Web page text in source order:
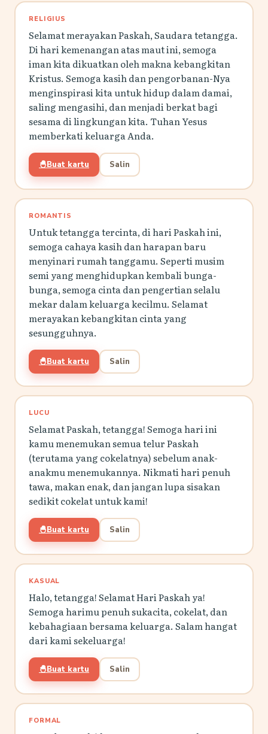
RELIGIUS
Selamat merayakan Paskah, Saudara tetangga.
Di hari kemenangan atas maut ini, semoga
iman kita dikuatkan oleh makna kebangkitan
Kristus. Semoga kasih dan pengorbanan-Nya
menginspirasi kita untuk hidup dalam damai,
saling mengasihi, dan menjadi berkat bagi
sesama di lingkungan kita. Tuhan Yesus
memberkati keluarga Anda.
🐣Buat kartu Salin
ROMANTIS
Untuk tetangga tercinta, di hari Paskah ini,
semoga cahaya kasih dan harapan baru
menyinari rumah tanggamu. Seperti musim
semi yang menghidupkan kembali bunga-
bunga, semoga cinta dan pengertian selalu
mekar dalam keluarga kecilmu. Selamat
merayakan kebangkitan cinta yang
sesungguhnya.
🐣Buat kartu Salin
LUCU
Selamat Paskah, tetangga! Semoga hari ini
kamu menemukan semua telur Paskah
(terutama yang cokelatnya) sebelum anak-
anakmu menemukannya. Nikmati hari penuh
tawa, makan enak, dan jangan lupa sisakan
sedikit cokelat untuk kami!
🐣Buat kartu Salin
KASUAL
Halo, tetangga! Selamat Hari Paskah ya!
Semoga harimu penuh sukacita, cokelat, dan
kebahagiaan bersama keluarga. Salam hangat
dari kami sekeluarga!
🐣Buat kartu Salin
FORMAL